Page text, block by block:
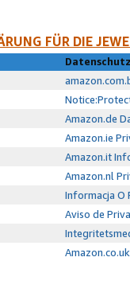
FÜR DIE
Amazon.de
Amazon.ie
Amazon.it
Amazon.nl
Informacja O
Aviso de